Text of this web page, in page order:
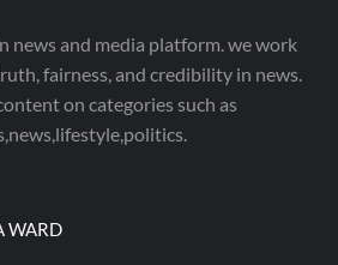
news and media platform. we work
fairness, and credibility in news.
on categories such as
WARD